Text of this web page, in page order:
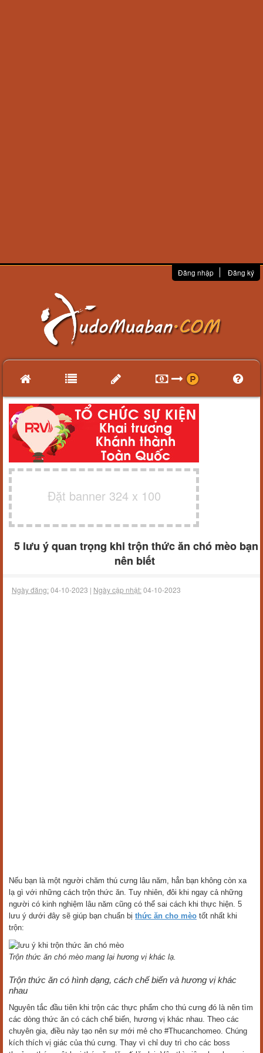
Đăng nhập Đăng ký
Đặt banner 324 x 100
5 lưu ý quan trọng khi trộn thức ăn chó mèo bạn
nên biết
Ngày đăng:04-10-2023 | Ngày cập nhật:04-10-2023
Nếu bạn là một người chăm thú cưng lâu năm, hẳn bạn không còn xa
lạ gì với những cách trộn thức ăn. Tuy nhiên, đôi khi ngay cả những
người có kinh nghiệm lâu năm cũng có thể sai cách khi thực hiện. 5
lưu ý dưới đây sẽ giúp bạn chuẩn bị thức ăn cho mèo tốt nhất khi
trộn:
Trộn thức ăn chó mèo mang lại hương vị khác lạ.
Trộn thức ăn có hình dạng, cách chế biến và hương vị khác
nhau
Nguyên tắc đầu tiên khi trộn các thực phẩm cho thú cưng đó là nên tìm
các dòng thức ăn có cách chế biến, hương vị khác nhau. Theo các
chuyên gia, điều này tạo nên sự mới mẻ cho #Thucanchomeo. Chúng
kích thích vị giác của thú cưng. Thay vì chỉ duy trì cho các boss